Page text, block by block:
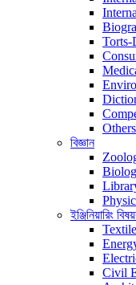
Torts-
বিজ্ঞান
ইঞ্জিনিয়ারিং
Civil